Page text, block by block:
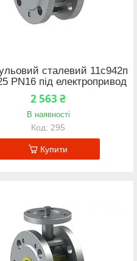
сталевий 11с942п
PN16 під електропривод
2 563 ₴
В наявності
295
Купити